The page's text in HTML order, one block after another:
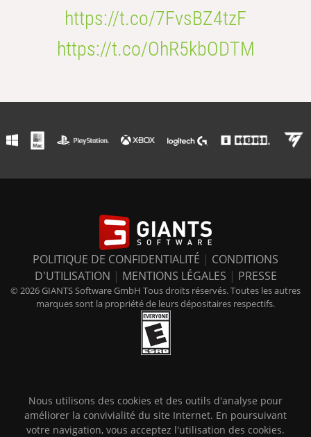
https://t.co/7FvsBZ4tzF
https://t.co/OhR5kbODTM
POLITIQUE DE CONFIDENTIALITÉ | CONDITIONS
D'UTILISATION | MENTIONS LÉGALES | PRESSE
© 2026 GIANTS Software GmbH Tous droits réservés. Toutes les autres
marques sont la propriété de leurs dépositaires respectifs.
Nous utilisons des cookies et des outils d'analyse pour
améliorer la convivialité du site Internet. En poursuivant
votre navigation, vous acceptez l'utilisation des cookies.